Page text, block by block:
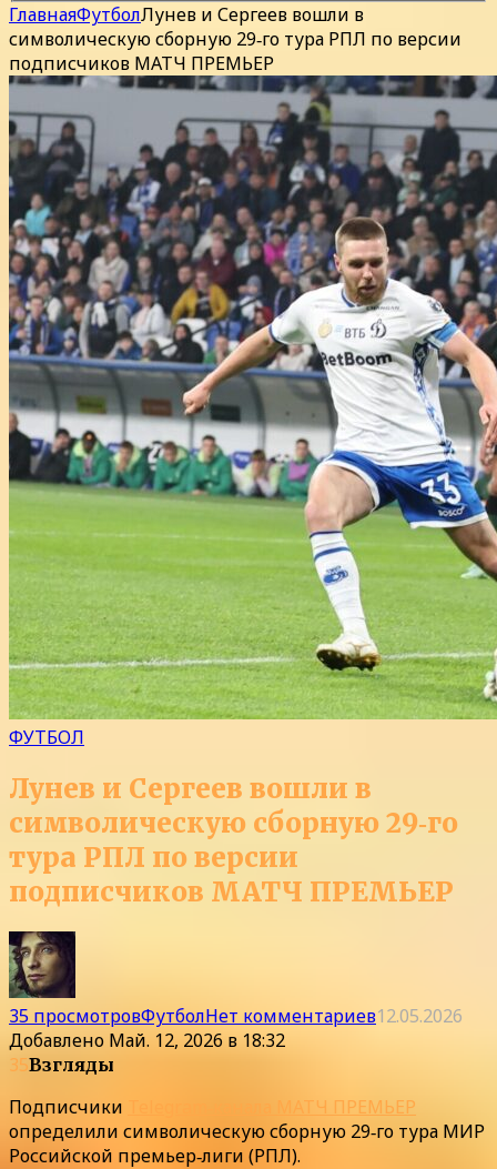
ГлавнаяФутболЛунев и Сергеев вошли в
символическую сборную 29‑го тура РПЛ по версии
подписчиков МАТЧ ПРЕМЬЕР
ФУТБОЛ
Лунев и Сергеев вошли в
символическую сборную 29‑го
тура РПЛ по версии
подписчиков МАТЧ ПРЕМЬЕР
35 просмотровФутболНет комментариев12.05.2026
Добавлено Май. 12, 2026 в 18:32
35Взгляды
Подписчики
Telegram‑канала МАТЧ ПРЕМЬЕР
определили символическую сборную 29‑го тура МИР
Российской премьер‑лиги (РПЛ).